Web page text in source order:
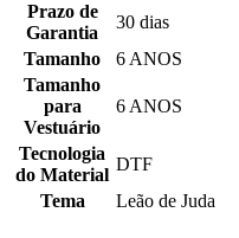
Prazo de
Garantia
30 dias
Tamanho
6 ANOS
Tamanho
para
Vestuário
6 ANOS
Tecnologia
do Material
DTF
Tema
Leão de Juda